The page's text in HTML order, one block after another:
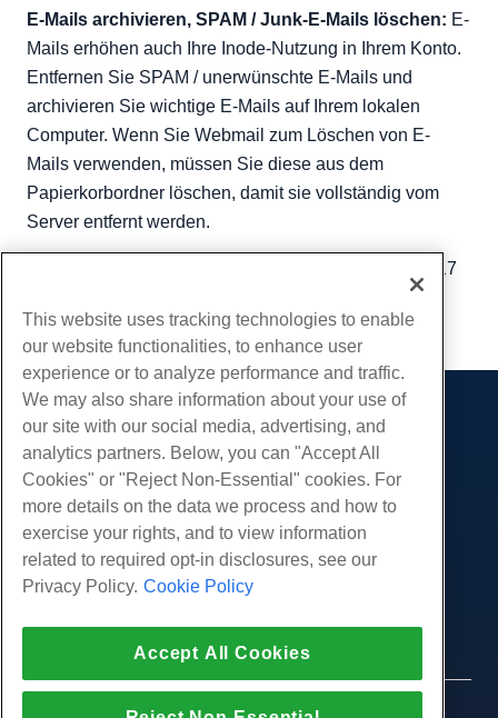
E-Mails archivieren, SPAM / Junk-E-Mails löschen: E-
Mails erhöhen auch Ihre Inode-Nutzung in Ihrem Konto.
Entfernen Sie SPAM / unerwünschte E-Mails und
archivieren Sie wichtige E-Mails auf Ihrem lokalen
Computer. Wenn Sie Webmail zum Löschen von E-
Mails verwenden, müssen Sie diese aus dem
Papierkorbordner löschen, damit sie vollständig vom
Server entfernt werden.
November 8, 2017
Kopieren URL
Produkte
Web-Hosting
Business Hosting
Reseller Hosting
White Label Reseller
Verwaltete Linux. VPS
Verwaltete Fenster. VPS
Nicht verwaltetes Windows VPS
Cloud-Server
Dienstleistungen
Website-Migrationen
Gemeinschaft
Produktdokumentation
Tutorials
Unternehmen
Über uns
Drücken Sie
Datenschutz-Bestimmungen
Strafverfolgung
Unterstützung
Live-Chat mit uns
© 2010-2026 Hostwinds, ein HostPapa Inc.
This website uses tracking technologies to enable
our website functionalities, to enhance user
experience or to analyze performance and traffic.
We may also share information about your use of
our site with our social media, advertising, and
analytics partners. Below, you can "Accept All
Cookies" or "Reject Non-Essential" cookies. For
more details on the data we process and how to
exercise your rights, and to view information
related to required opt-in disclosures, see our
Privacy Policy. Cookie Policy
Accept All Cookies